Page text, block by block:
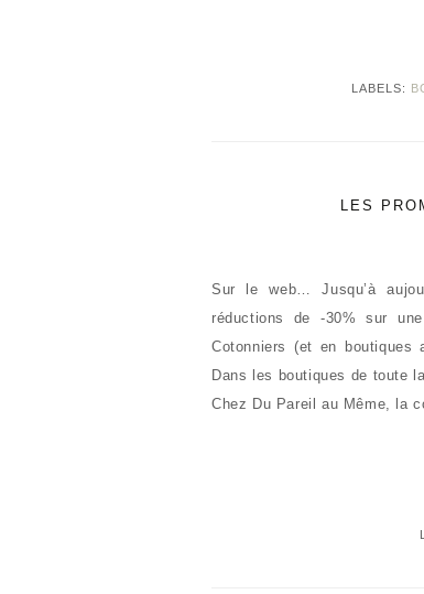
LABELS:
LES
Sur le web… Jusqu’à
réductions de -30% sur
Cotonniers (et en boutiques
Dans les boutiques de toute
Chez Du Pareil au Même, la